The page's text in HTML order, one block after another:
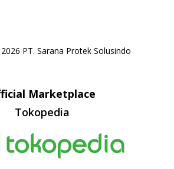
PT. Sarana Protek Solusindo
Marketplace
Tokopedia